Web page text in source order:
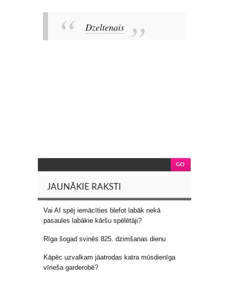
Dzeltenais
JAUNĀKIE RAKSTI
Vai AI spēj iemācīties blefot labāk nekā
pasaules labākie kāršu spēlētāji?
Rīga šogad svinēs 825. dzimšanas dienu
Kāpēc uzvalkam jāatrodas katra mūsdienīga
vīrieša garderobē?